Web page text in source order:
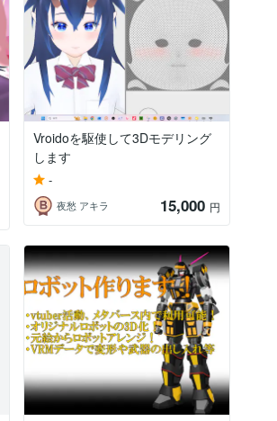
Vroidoを駆使して3Dモデリング
します
-
夜愁 アキラ 15,000 円